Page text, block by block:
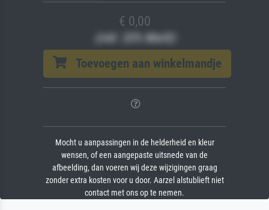
€ 0,00
(inkl. 20% MwSt)
Toevoegen aan winkelmandje
Mocht u aanpassingen in de helderheid en kleur
wensen, of een aangepaste uitsnede van de
afbeelding, dan voeren wij deze wijzigingen graag
zonder extra kosten voor u door. Aarzel alstublieft niet
contact met ons op te nemen.